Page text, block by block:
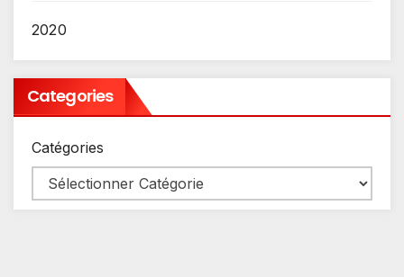
2020
Categories
Catégories